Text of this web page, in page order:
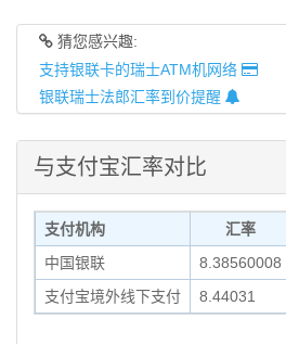
猜您感兴趣:
支持银联卡的瑞士ATM机网络
银联瑞士法郎汇率到价提醒
与支付宝汇率对比
支付机构 汇率
中国银联
8.38560008
支付宝境外线下支付
8.44031